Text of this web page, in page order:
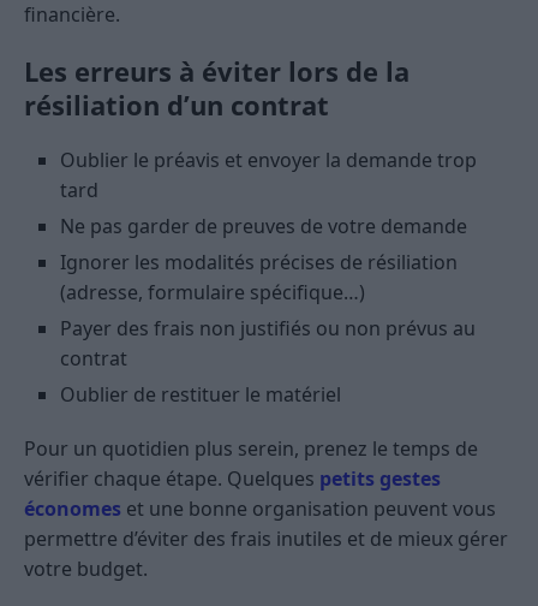
financière.
Les erreurs à éviter lors de la
résiliation d’un contrat
Oublier le préavis et envoyer la demande trop
tard
Ne pas garder de preuves de votre demande
Ignorer les modalités précises de résiliation
(adresse, formulaire spécifique…)
Payer des frais non justifiés ou non prévus au
contrat
Oublier de restituer le matériel
Pour un quotidien plus serein, prenez le temps de
vérifier chaque étape. Quelques petits gestes
économes et une bonne organisation peuvent vous
permettre d’éviter des frais inutiles et de mieux gérer
votre budget.